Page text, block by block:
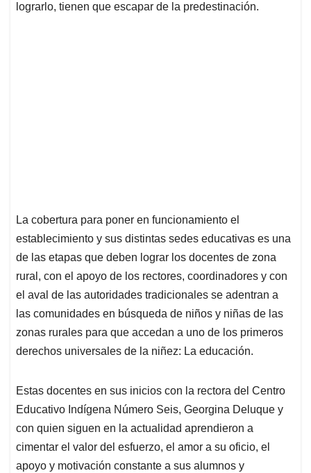
lograrlo, tienen que escapar de la predestinación.
La cobertura para poner en funcionamiento el
establecimiento y sus distintas sedes educativas es una
de las etapas que deben lograr los docentes de zona
rural, con el apoyo de los rectores, coordinadores y con
el aval de las autoridades tradicionales se adentran a
las comunidades en búsqueda de niños y niñas de las
zonas rurales para que accedan a uno de los primeros
derechos universales de la niñez: La educación.
Estas docentes en sus inicios con la rectora del Centro
Educativo Indígena Número Seis, Georgina Deluque y
con quien siguen en la actualidad aprendieron a
cimentar el valor del esfuerzo, el amor a su oficio, el
apoyo y motivación constante a sus alumnos y